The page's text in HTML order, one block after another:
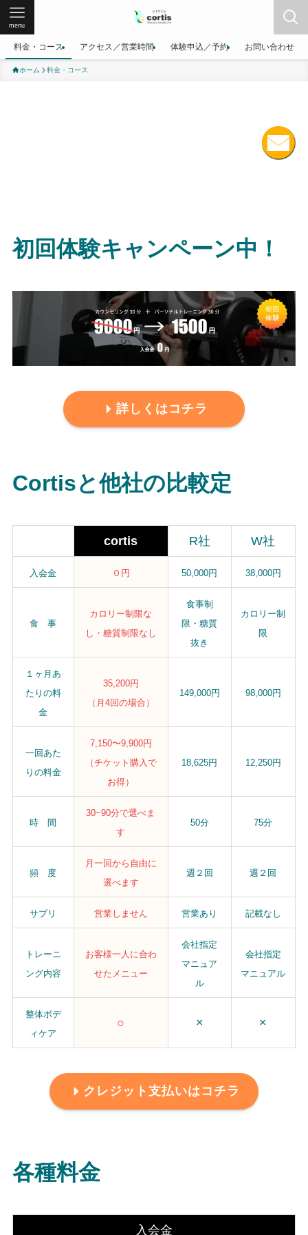
menu
料金・コース アクセス／営業時間 体験申込／予約 お問い合わせ
ホーム 料金・コース
初回体験キャンペーン中！
詳しくはコチラ
Cortisと他社の比較定
cortis R社 W社
入会金 ０円 50,000円 38,000円
食 事
カロリー制限な
し・糖質制限なし
食事制
限・糖質
抜き
カロリー制
限
１ヶ月あ
たりの料
金
35,200円
（月4回の場合）
149,000円 98,000円
一回あた
りの料金
7,150〜9,900円
（チケット購入で
お得）
18,625円 12,250円
時 間
30~90分で選べま
す
50分 75分
頻 度
月一回から自由に
選べます
週２回 週２回
サプリ 営業しません 営業あり 記載なし
トレーニ
ング内容
お客様一人に合わ
せたメニュー
会社指定
マニュア
ル
会社指定
マニュアル
整体ボデ
ィケア
○ × ×
クレジット支払いはコチラ
各種料金
入会金